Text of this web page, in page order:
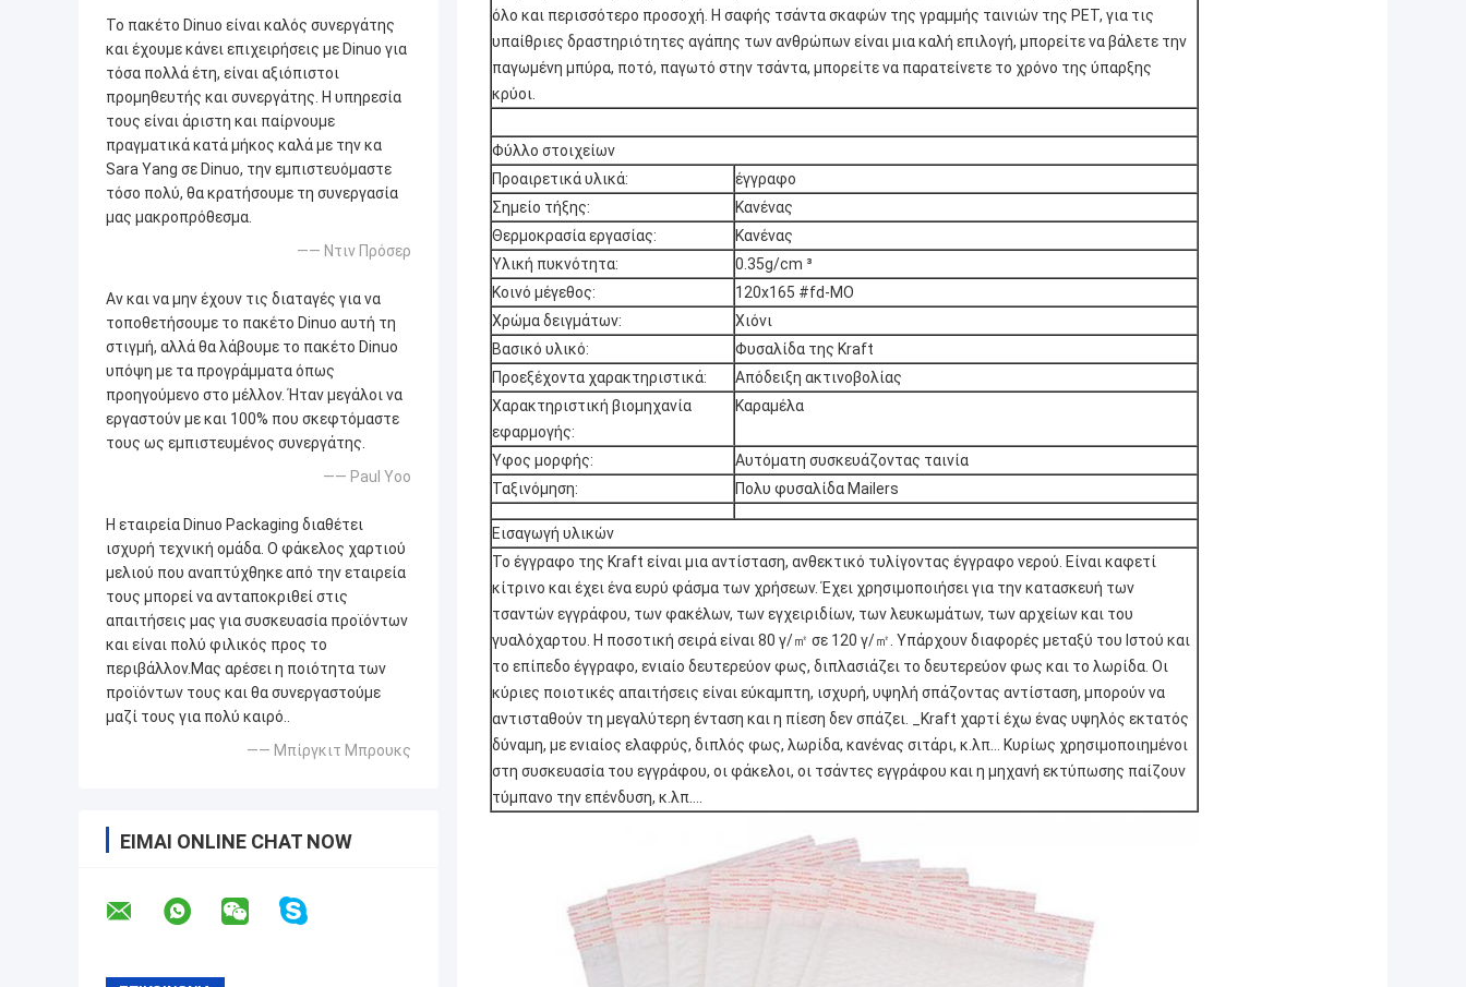
Το πακέτο Dinuo είναι καλός συνεργάτης
και έχουμε κάνει επιχειρήσεις με Dinuo για
τόσα πολλά έτη, είναι αξιόπιστοι
προμηθευτής και συνεργάτης. Η υπηρεσία
τους είναι άριστη και παίρνουμε
πραγματικά κατά μήκος καλά με την κα
Sara Yang σε Dinuo, την εμπιστευόμαστε
τόσο πολύ, θα κρατήσουμε τη συνεργασία
μας μακροπρόθεσμα.
—— Ντιν Πρόσερ
Αν και να μην έχουν τις διαταγές για να
τοποθετήσουμε το πακέτο Dinuo αυτή τη
στιγμή, αλλά θα λάβουμε το πακέτο Dinuo
υπόψη με τα προγράμματα όπως
προηγούμενο στο μέλλον. Ήταν μεγάλοι να
εργαστούν με και 100% που σκεφτόμαστε
τους ως εμπιστευμένος συνεργάτης.
—— Paul Yoo
Η εταιρεία Dinuo Packaging διαθέτει
ισχυρή τεχνική ομάδα. Ο φάκελος χαρτιού
μελιού που αναπτύχθηκε από την εταιρεία
τους μπορεί να ανταποκριθεί στις
απαιτήσεις μας για συσκευασία προϊόντων
και είναι πολύ φιλικός προς το
περιβάλλον.Μας αρέσει η ποιότητα των
προϊόντων τους και θα συνεργαστούμε
μαζί τους για πολύ καιρό..
—— Μπίργκιτ Μπρουκς
ΕΊΜΑΙ ONLINE CHAT NOW
όλο και περισσότερο προσοχή. Η σαφής τσάντα σκαφών της γραμμής ταινιών της PET, για τις
υπαίθριες δραστηριότητες αγάπης των ανθρώπων είναι μια καλή επιλογή, μπορείτε να βάλετε την
παγωμένη μπύρα, ποτό, παγωτό στην τσάντα, μπορείτε να παρατείνετε το χρόνο της ύπαρξης
κρύοι.
Φύλλο στοιχείων
Προαιρετικά υλικά:
έγγραφο
Σημείο τήξης:
Κανένας
Θερμοκρασία εργασίας:
Κανένας
Υλική πυκνότητα:
0.35g/cm ³
Κοινό μέγεθος:
120x165 #fd-MO
Χρώμα δειγμάτων:
Χιόνι
Βασικό υλικό:
Φυσαλίδα της Kraft
Προεξέχοντα χαρακτηριστικά:
Απόδειξη ακτινοβολίας
Χαρακτηριστική βιομηχανία
εφαρμογής:
Καραμέλα
Ύφος μορφής:
Αυτόματη συσκευάζοντας ταινία
Ταξινόμηση:
Πολυ φυσαλίδα Mailers
Εισαγωγή υλικών
Το έγγραφο της Kraft είναι μια αντίσταση, ανθεκτικό τυλίγοντας έγγραφο νερού. Είναι καφετί
κίτρινο και έχει ένα ευρύ φάσμα των χρήσεων. Έχει χρησιμοποιήσει για την κατασκευή των
τσαντών εγγράφου, των φακέλων, των εγχειριδίων, των λευκωμάτων, των αρχείων και του
γυαλόχαρτου. Η ποσοτική σειρά είναι 80 γ/㎡ σε 120 γ/㎡. Υπάρχουν διαφορές μεταξύ του Ιστού και
το επίπεδο έγγραφο, ενιαίο δευτερεύον φως, διπλασιάζει το δευτερεύον φως και το λωρίδα. Οι
κύριες ποιοτικές απαιτήσεις είναι εύκαμπτη, ισχυρή, υψηλή σπάζοντας αντίσταση, μπορούν να
αντισταθούν τη μεγαλύτερη ένταση και η πίεση δεν σπάζει. _Kraft χαρτί έχω ένας υψηλός εκτατός
δύναμη, με ενιαίος ελαφρύς, διπλός φως, λωρίδα, κανένας σιτάρι, κ.λπ… Κυρίως χρησιμοποιημένοι
στη συσκευασία του εγγράφου, οι φάκελοι, οι τσάντες εγγράφου και η μηχανή εκτύπωσης παίζουν
τύμπανο την επένδυση, κ.λπ….